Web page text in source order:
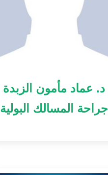
د. عماد مأمون الزبدة
جراحة المسالك البولية